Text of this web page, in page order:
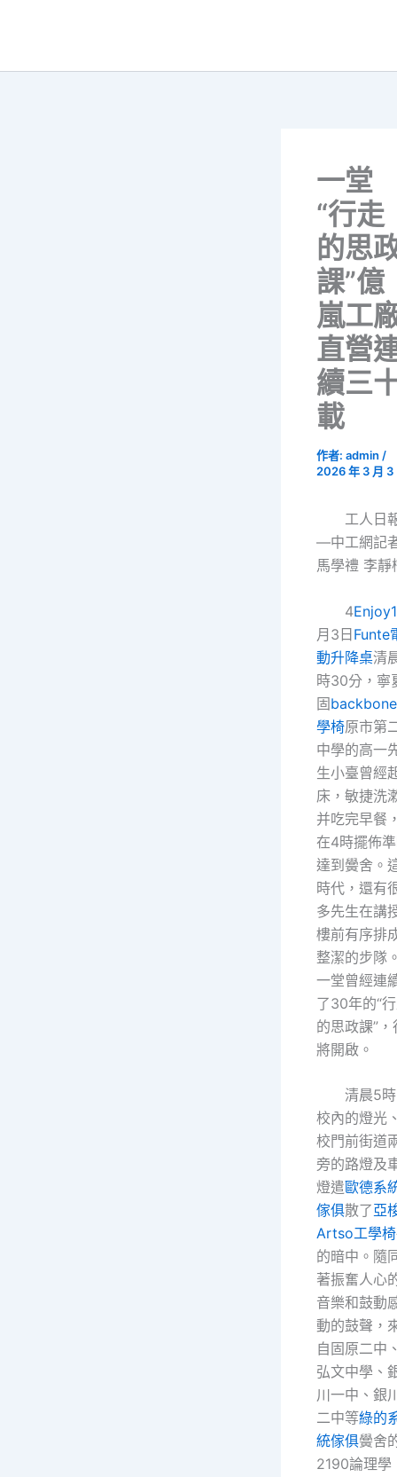
一堂
“行走
的思
課”億
嵐工
直營
續三
載
作者: admin /
2026 年 3 月 3
工人日
—中工網記
馬學禮 李靜
4
月3日Funte
動升降桌清
時30分，寧
固
學椅原市第
中學的高一
生小臺曾經
床，敏捷洗
并吃完早餐，
在4時擺佈
達到黌舍。
時代，還有
多先生在講
樓前有序排
整潔的步隊。
一堂曾經連
了30年的“
的思政課”，
將開啟。
清晨5時
校內的燈光、
校門前街道
旁的路燈及
燈遣歐德系
傢俱散了亞
Artso工學椅
的暗中。隨
著振奮人心
音樂和鼓動
動的鼓聲，
自固原二中、
弘文中學、
川一中、銀
二中等綠的
統傢俱黌舍
2190論理學